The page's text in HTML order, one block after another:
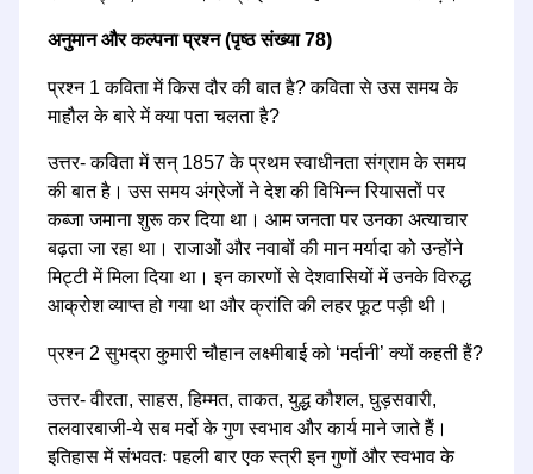
अनुमान और कल्पना प्रश्न (पृष्ठ संख्या 78)
प्रश्न 1 कविता में किस दौर की बात है? कविता से उस समय के
माहौल के बारे में क्या पता चलता है?
उत्तर- कविता में सन् 1857 के प्रथम स्वाधीनता संग्राम के समय
की बात है। उस समय अंग्रेजों ने देश की विभिन्न रियासतों पर
कब्जा जमाना शुरू कर दिया था। आम जनता पर उनका अत्याचार
बढ़ता जा रहा था। राजाओं और नवाबों की मान मर्यादा को उन्होंने
मिट्टी में मिला दिया था। इन कारणों से देशवासियों में उनके विरुद्ध
आक्रोश व्याप्त हो गया था और क्रांति की लहर फूट पड़ी थी।
प्रश्न 2 सुभद्रा कुमारी चौहान लक्ष्मीबाई को ‘मर्दानी’ क्यों कहती हैं?
उत्तर- वीरता, साहस, हिम्मत, ताकत, युद्ध कौशल, घुड़सवारी,
तलवारबाजी-ये सब मर्दो के गुण स्वभाव और कार्य माने जाते हैं।
इतिहास में संभवतः पहली बार एक स्त्री इन गुणों और स्वभाव के